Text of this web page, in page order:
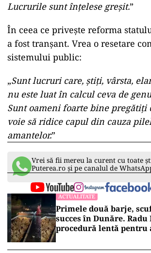
Lucrurile sunt înțelese greșit.”
În ceea ce privește reforma
a fost tranșant. Vrea o resetare
sistemului public:
„Sunt lucruri care, știți, vârsta,
nu este luat în calcul ceva de
Sunt oameni foarte bine pregătiți
voie să ridice capul din cauza
amantelor.”
Vrei să fii mereu la curent cu toate
Puterea.ro și pe canalul de
ACTUALITATE
Primele două barje,
succes în Dunăre. Radu
procedură lentă pentru